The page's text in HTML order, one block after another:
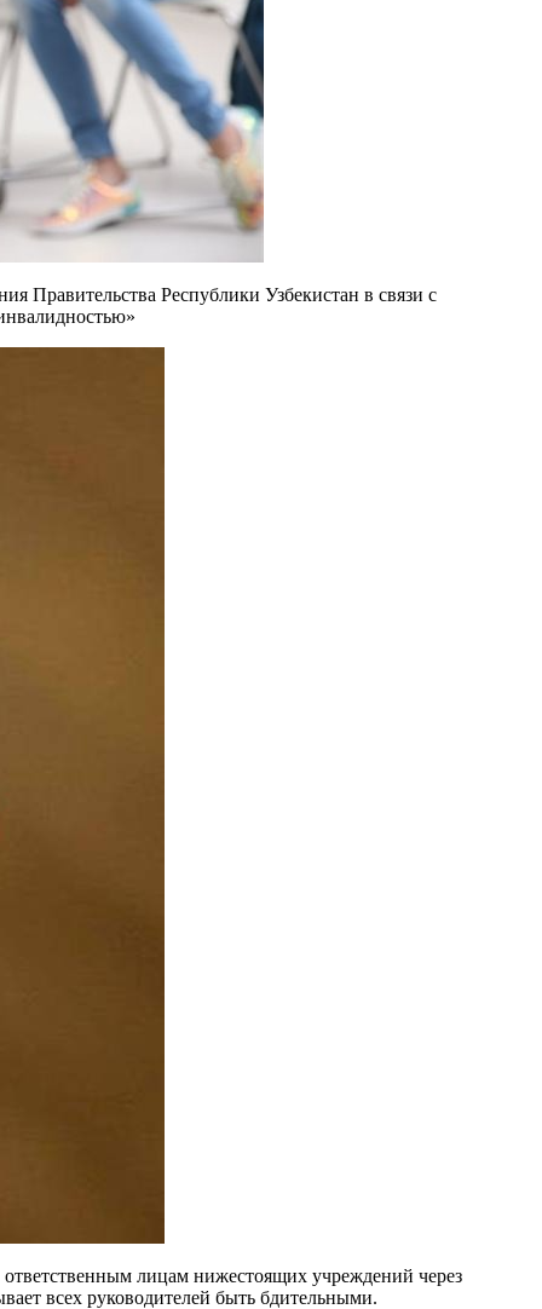
Правительства Республики Узбекистан в связи с
лицам нижестоящих учреждений через
всех руководителей быть бдительными.